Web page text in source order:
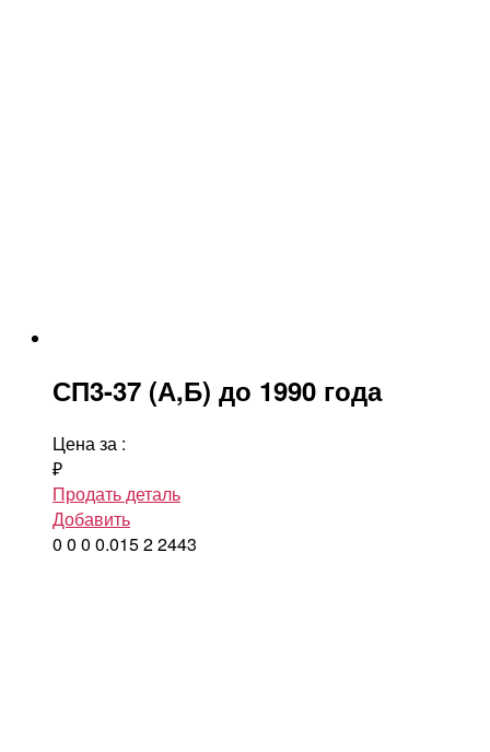
СП3-37 (А,Б) до 1990 года
Цена за :
₽
Продать деталь
Добавить
0 0 0 0.01522443